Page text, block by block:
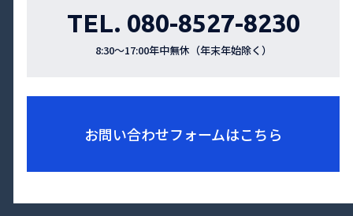
TEL. 080-8527-8230
8:30〜17:00年中無休（年末年始除く）
お問い合わせフォームはこちら